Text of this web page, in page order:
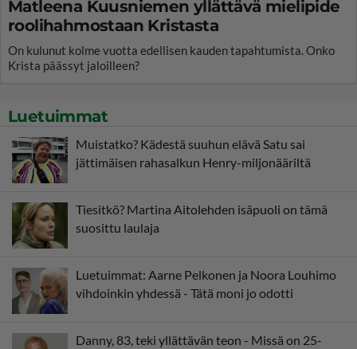
Matleena Kuusniemen yllättävä mielipide
roolihahmostaan Kristasta
On kulunut kolme vuotta edellisen kauden tapahtumista. Onko
Krista päässyt jaloilleen?
Luetuimmat
Muistatko? Kädestä suuhun elävä Satu sai
jättimäisen rahasalkun Henry-miljonääriltä
Tiesitkö? Martina Aitolehden isäpuoli on tämä
suosittu laulaja
Luetuimmat: Aarne Pelkonen ja Noora Louhimo
vihdoinkin yhdessä - Tätä moni jo odotti
Danny, 83, teki yllättävän teon - Missä on 25-